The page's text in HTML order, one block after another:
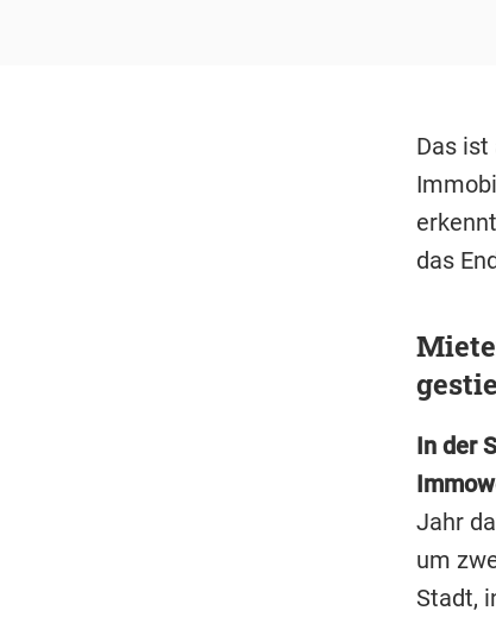
Das ist
das
In der
Jahr
um
Stadt,